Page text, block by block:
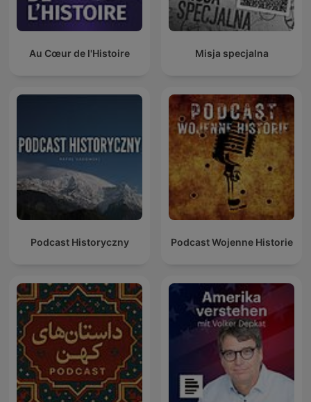
Au Cœur de l'Histoire Misja specjalna
Podcast Historyczny Podcast Wojenne Historie